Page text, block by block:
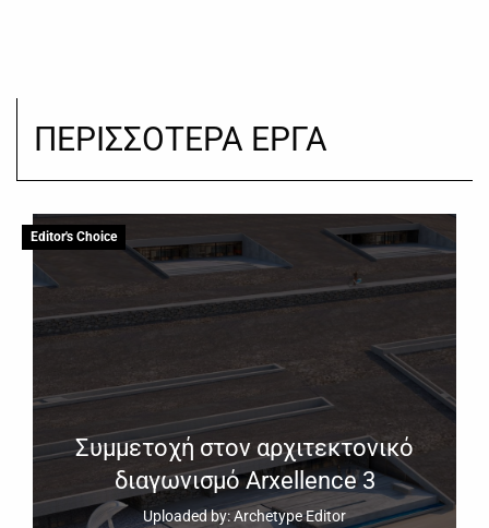
ΠΕΡΙΣΣΟΤΕΡΑ ΕΡΓΑ
Editor's Choice
Συμμετοχή στον αρχιτεκτονικό
διαγωνισμό Arxellence 3
Uploaded by: Archetype Editor